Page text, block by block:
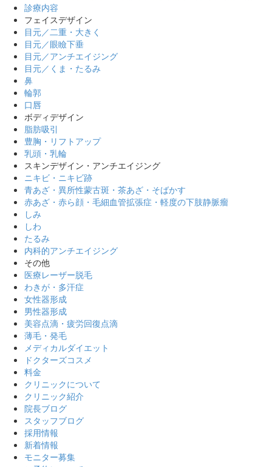
診療内容
フェイスデザイン
目元／二重・大きく
目元／眼瞼下垂
目元／アンチエイジング
目元／くま・たるみ
鼻
輪郭
口唇
ボディデザイン
脂肪吸引
豊胸・リフトアップ
乳頭・乳輪
スキンデザイン・アンチエイジング
ニキビ・ニキビ跡
青あざ・異所性蒙古斑・茶あざ・そばかす
赤あざ・赤ら顔・毛細血管拡張症・軽度の下肢静脈瘤
しみ
しわ
たるみ
内科的アンチエイジング
その他
医療レーザー脱毛
わきが・多汗症
女性器形成
男性器形成
美容点滴・疲労回復点滴
薄毛・発毛
メディカルダイエット
ドクターズコスメ
料金
クリニックについて
クリニック紹介
院長ブログ
スタッフブログ
採用情報
新着情報
モニター募集